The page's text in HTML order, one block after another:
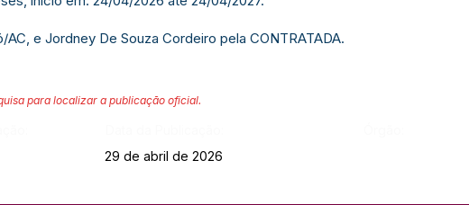
e Jordney De Souza Cordeiro pela CONTRATADA.
para localizar a publicação oficial.
29 de abril de 2026